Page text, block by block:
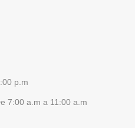
p.m
7:00 a.m a 11:00 a.m